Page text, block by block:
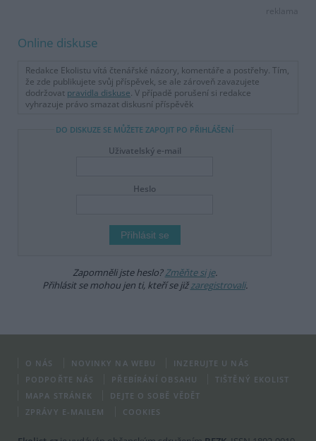
reklama
Online diskuse
Redakce Ekolistu vítá čtenářské názory, komentáře a postřehy. Tím,
že zde publikujete svůj příspěvek, se ale zároveň zavazujete
dodržovat pravidla diskuse. V případě porušení si redakce
vyhrazuje právo smazat diskusní příspěvěk
DO DISKUZE SE MŮŽETE ZAPOJIT PO PŘIHLÁŠENÍ
Uživatelský e-mail
Heslo
Zapomněli jste heslo?Změňte si je.
Přihlásit se mohou jen ti, kteří se jižzaregistrovali.
O NÁS NOVINKY NA WEBU
INZERUJTE U NÁS
PODPOŘTE NÁS
PŘEBÍRÁNÍ OBSAHU
TIŠTĚNÝ EKOLIST
MAPA STRÁNEK
DEJTE O SOBĚ VĚDĚT
ZPRÁVY E-MAILEM
COOKIES